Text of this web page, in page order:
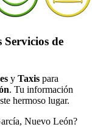
Servicios de
y Taxis para
. Tu información
hermoso lugar.
Nuevo León?